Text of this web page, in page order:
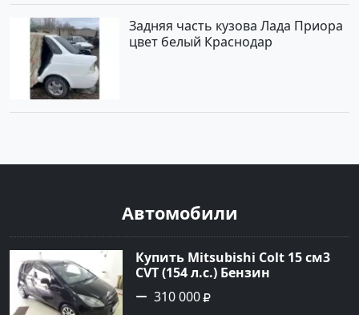
Задняя часть кузова Лада Приора
цвет белый Краснодар
Автомобили
Купить Mitsubishi Colt 15 см3
CVT (154 л.с.) Бензин
турбонаддув в Краснодар:
цвет Чёрный металик Хетчбэк
310 000